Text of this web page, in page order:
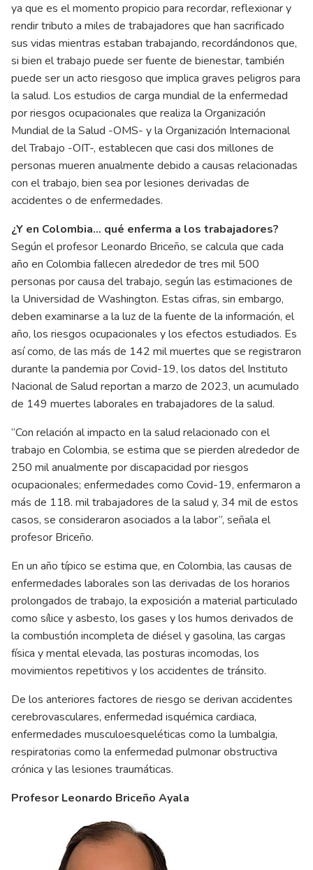
ya que es el momento propicio para recordar, reflexionar y
rendir tributo a miles de trabajadores que han sacrificado
sus vidas mientras estaban trabajando, recordándonos que,
si bien el trabajo puede ser fuente de bienestar, también
puede ser un acto riesgoso que implica graves peligros para
la salud. Los estudios de carga mundial de la enfermedad
por riesgos ocupacionales que realiza la Organización
Mundial de la Salud -OMS- y la Organización Internacional
del Trabajo -OIT-, establecen que casi dos millones de
personas mueren anualmente debido a causas relacionadas
con el trabajo, bien sea por lesiones derivadas de
accidentes o de enfermedades.
¿Y en Colombia… qué enferma a los trabajadores?
Según el profesor Leonardo Briceño, se calcula que cada
año en Colombia fallecen alrededor de tres mil 500
personas por causa del trabajo, según las estimaciones de
la Universidad de Washington. Estas cifras, sin embargo,
deben examinarse a la luz de la fuente de la información, el
año, los riesgos ocupacionales y los efectos estudiados. Es
así como, de las más de 142 mil muertes que se registraron
durante la pandemia por Covid-19, los datos del Instituto
Nacional de Salud reportan a marzo de 2023, un acumulado
de 149 muertes laborales en trabajadores de la salud.
“Con relación al impacto en la salud relacionado con el
trabajo en Colombia, se estima que se pierden alrededor de
250 mil anualmente por discapacidad por riesgos
ocupacionales; enfermedades como Covid-19, enfermaron a
más de 118. mil trabajadores de la salud y, 34 mil de estos
casos, se consideraron asociados a la labor”, señala el
profesor Briceño.
En un año típico se estima que, en Colombia, las causas de
enfermedades laborales son las derivadas de los horarios
prolongados de trabajo, la exposición a material particulado
como sílice y asbesto, los gases y los humos derivados de
la combustión incompleta de diésel y gasolina, las cargas
física y mental elevada, las posturas incomodas, los
movimientos repetitivos y los accidentes de tránsito.
De los anteriores factores de riesgo se derivan accidentes
cerebrovasculares, enfermedad isquémica cardiaca,
enfermedades musculoesqueléticas como la lumbalgia,
respiratorias como la enfermedad pulmonar obstructiva
crónica y las lesiones traumáticas.
Profesor Leonardo Briceño Ayala